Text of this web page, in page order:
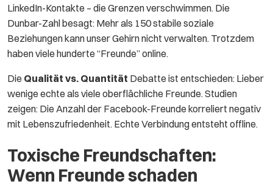
LinkedIn-Kontakte – die Grenzen verschwimmen. Die
Dunbar-Zahl besagt: Mehr als 150 stabile soziale
Beziehungen kann unser Gehirn nicht verwalten. Trotzdem
haben viele hunderte “Freunde” online.
Die Qualität vs. Quantität Debatte ist entschieden: Lieber
wenige echte als viele oberflächliche Freunde. Studien
zeigen: Die Anzahl der Facebook-Freunde korreliert negativ
mit Lebenszufriedenheit. Echte Verbindung entsteht offline.
Toxische Freundschaften:
Wenn Freunde schaden